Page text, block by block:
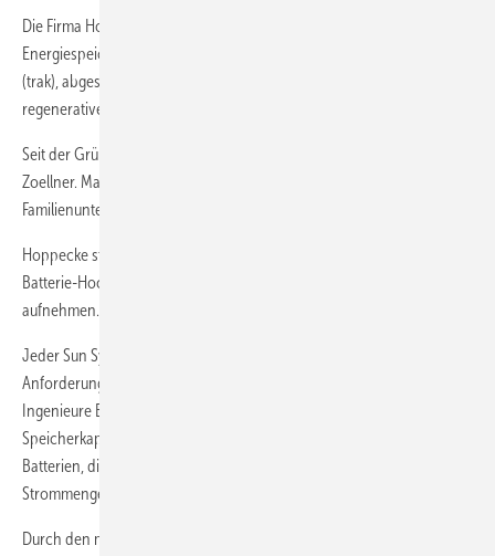
Die Firma Hoppecke ist Experte für industrielle
Energiespeicherlösungen in vier Sparten: emissionsfreie Antriebe
(trak), abgesicherte Stromversorgung (grid), Speicherung
regenerativer Energien (sun) sowie Bahn- und Metrosysteme (rail).
Seit der Gründung 1927 befindet sich die Firma im Besitz der Familie
Zoellner. Marc Zoellner leitet sie in der vierten Generation als
Familienunternehmen.
Hoppecke stellte in München den Sun Systemizer Scalecube vor. Der
Batterie-Hochleistungsspeicher kann große Energiemengen
aufnehmen. Und er kann sehr hohe Leistungen abgeben.
Jeder Sun Systemizer Scalecube wird an die individuellen
Anforderungen des Kunden angepasst. Dabei kombinieren die
Ingenieure Blei-Säure-Batterien in EES-Technologie für große
Speicherkapazität und hohe Bereitschaftszeit mit Lithium-Ionen-
Batterien, die eine schnelle Energieabgabe für stark fluktuierende
Strommengen erlauben.
Durch den modularen Aufbau und die Kombination zweier